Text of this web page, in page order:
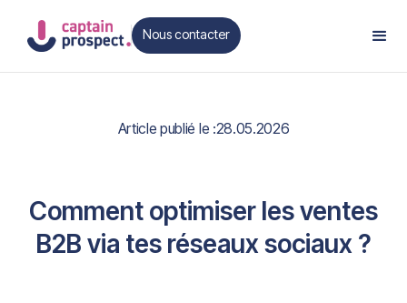
Nous contacter
Contact
Article publié le :28.05.2026
Comment optimiser les ventes
B2B via tes réseaux sociaux ?